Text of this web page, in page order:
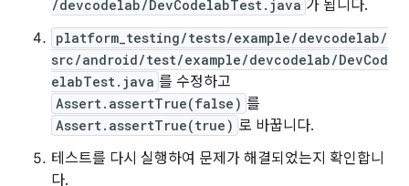
/devcodelab/DevCodelabTest.java 가 됩니다.
platform_testing/tests/example/devcodelab/
src/android/test/example/devcodelab/DevCod
elabTest.java 를 수정하고
Assert.assertTrue(false) 를
Assert.assertTrue(true) 로 바꿉니다.
테스트를 다시 실행하여 문제가 해결되었는지 확인합니
다.